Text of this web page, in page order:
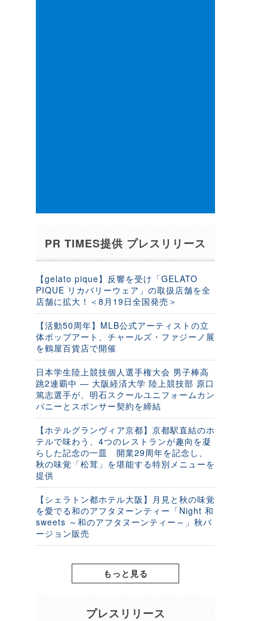
PR TIMES提供 プレスリリース
【gelato pique】反響を受け「GELATO
PIQUE リカバリーウェア」の取扱店舗を全
店舗に拡大！＜8月19日全国発売＞
【活動50周年】MLB公式アーティストの立
体ポップアート、チャールズ・ファジーノ展
を鶴屋百貨店で開催
日本学生陸上競技個人選手権大会 男子棒高
跳2連覇中 ― 大阪経済大学 陸上競技部 原口
篤志選手が、明石スクールユニフォームカン
パニーとスポンサー契約を締結
【ホテルグランヴィア京都】京都駅直結のホ
テルで味わう、4つのレストランが趣向を凝
らした記念の一皿 開業29周年を記念し、
秋の味覚「松茸」を堪能する特別メニューを
提供
【シェラトン都ホテル大阪】月見と秋の味覚
を愛でる和のアフタヌーンティー「Night 和
sweets ～和のアフタヌーンティー～」秋バ
ージョン販売
もっと見る
プレスリリース